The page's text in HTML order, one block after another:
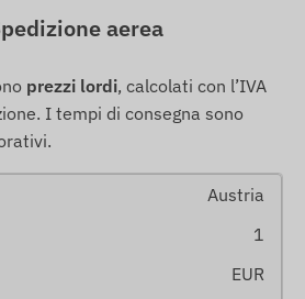
aerea
prezzi lordi, calcolati con l’IVA
I tempi di consegna sono
Austria
1
EUR